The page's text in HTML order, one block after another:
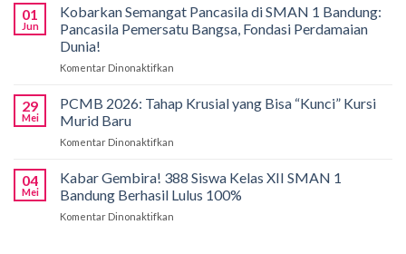
Bandung
Borong
Biology
Akses
Pendidikan,
SMAN
Kuota
Khusus
Sekolah
Penyangga
01
Jun
Kobarkan Semangat Pancasila di SMAN 1 Bandung:
Pancasila Pemersatu Bangsa, Fondasi Perdamaian
Dunia!
Komentar Dinonaktifkan
Semangat
Pancasila
Bandung:
Pancasila
29
Mei
PCMB 2026: Tahap Krusial yang Bisa “Kunci” Kursi
Murid Baru
Komentar Dinonaktifkan
2026:
Tahap
Krusial
04
Mei
Kabar Gembira! 388 Siswa Kelas XII SMAN 1
Bandung Berhasil Lulus 100%
Komentar Dinonaktifkan